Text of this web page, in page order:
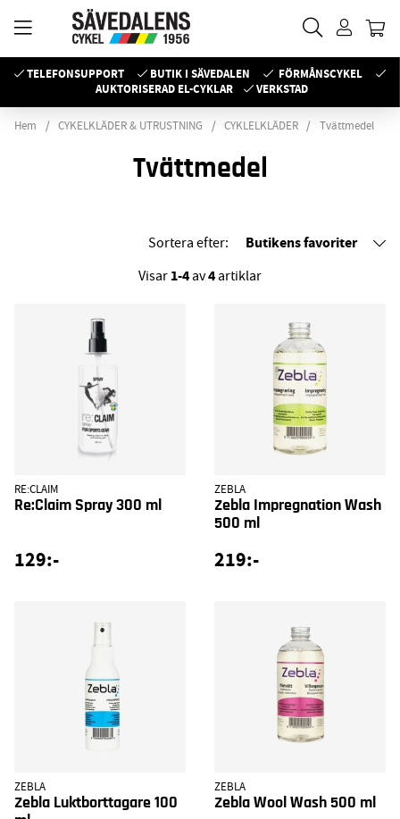
TELEFONSUPPORT BUTIK I SÄVEDALEN
FÖRMÅNSCYKEL
AUKTORISERAD EL-CYKLAR
VERKSTAD
Hem CYKELKLÄDER & UTRUSTNING CYKLELKLÄDER Tvättmedel
Tvättmedel
Sortera efter: Butikens favoriter
Visar 1-4av4artiklar
RE:CLAIM
Re:Claim Spray 300 ml
129:-
ZEBLA
Zebla Impregnation Wash
500 ml
219:-
ZEBLA
Zebla Luktborttagare 100
ZEBLA
Zebla Wool Wash 500 ml